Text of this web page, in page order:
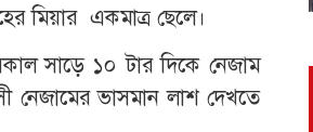
মিয়ার একমাত্র ছে‌লে।
সাড়ে ১০ টার দিকে নেজাম
নেজামের ভাসমান লাশ দেখতে